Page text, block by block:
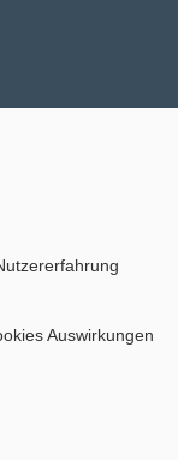
Auswirkungen